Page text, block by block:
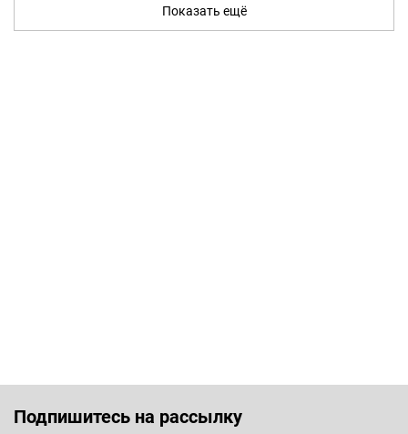
Показать ещё
Подпишитесь на рассылку